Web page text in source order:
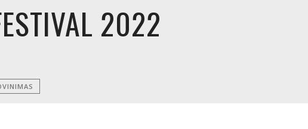
2022